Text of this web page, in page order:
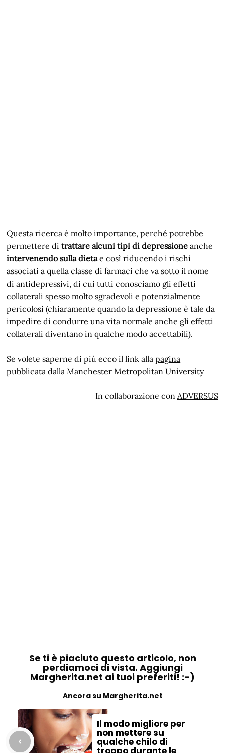
Questa ricerca è molto importante, perché potrebbe
permettere ditrattare alcuni tipi di depressione anche
intervenendo sulla dietae così riducendo i rischi
associati a quella classe di farmaci che va sotto il nome
di antidepressivi, di cui tutti conosciamo gli effetti
collaterali spesso molto sgradevoli e potenzialmente
pericolosi (chiaramente quando la depressione è tale da
impedire di condurre una vita normale anche gli effetti
collaterali diventano in qualche modo accettabili).
Se volete saperne di più ecco il link allapagina
pubblicata dalla Manchester Metropolitan University
In collaborazione con ADVERSUS
Se ti è piaciuto questo articolo, non
perdiamoci di vista. Aggiungi
Margherita.net ai tuoi preferiti! :-)
Ancora su Margherita.net
Il modo migliore per
non mettere su
qualche chilo di